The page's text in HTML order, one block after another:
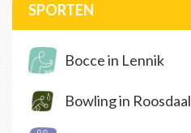
SPORTEN
Bocce in Lennik
Bowling in Roosdaal